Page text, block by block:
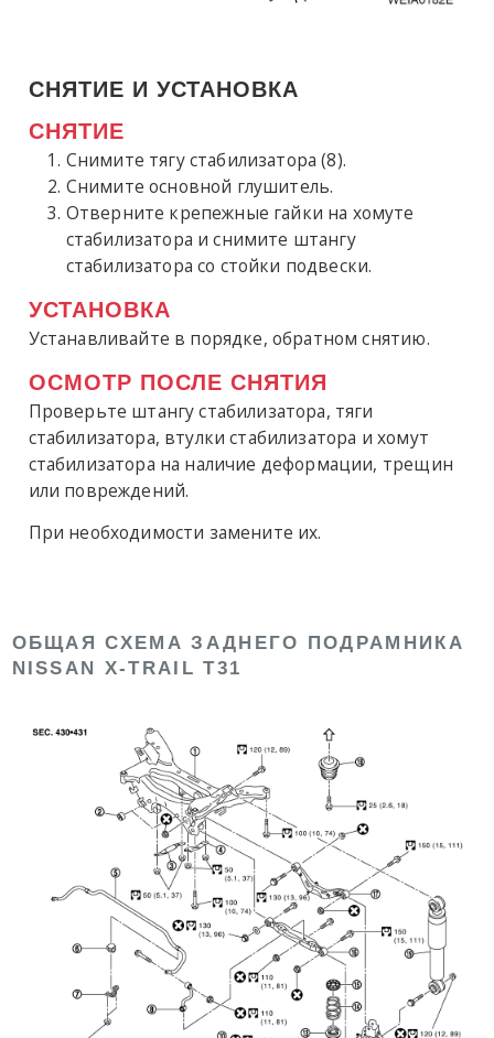
СНЯТИЕ И УСТАНОВКА
СНЯТИЕ
Снимите тягу стабилизатора (8).
Снимите основной глушитель.
Отверните крепежные гайки на хомуте
стабилизатора и снимите штангу
стабилизатора со стойки подвески.
УСТАНОВКА
Устанавливайте в порядке, обратном снятию.
ОСМОТР ПОСЛЕ СНЯТИЯ
Проверьте штангу стабилизатора, тяги
стабилизатора, втулки стабилизатора и хомут
стабилизатора на наличие деформации, трещин
или повреждений.
При необходимости замените их.
ОБЩАЯ СХЕМА ЗАДНЕГО ПОДРАМНИКА
NISSAN X-TRAIL T31